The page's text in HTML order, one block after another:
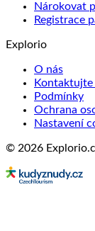
Nárokovat
Registrace
Explorio
O nás
Kontaktujte
Podmínky
Ochrana
Nastavení
© 2026